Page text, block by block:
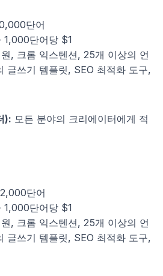
단어
1,000단어당 $1
, 크롬 익스텐션, 25개 이상의 언
글쓰기 템플릿, SEO 최적화 도구,
): 모든 분야의 크리에이터에게 적
단어
1,000단어당 $1
, 크롬 익스텐션, 25개 이상의 언
글쓰기 템플릿, SEO 최적화 도구,